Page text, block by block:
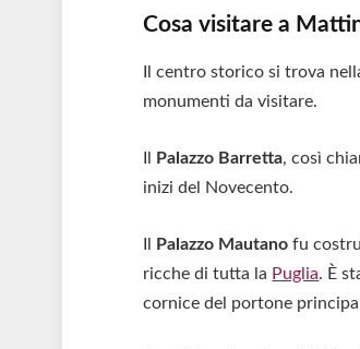
Cosa visitare a
Il centro storico si trova
monumenti da visitare.
Palazzo Barretta, così
inizi del Novecento.
Il Palazzo Mautano fu
ricche di tutta la Puglia. È
cornice del portone